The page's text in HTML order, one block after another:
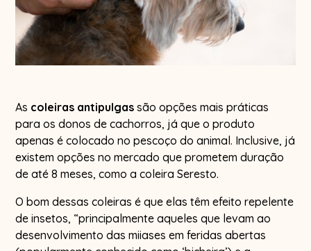
As coleiras antipulgassão opções mais práticas
para os donos de cachorros, já que o produto
apenas é colocado no pescoço do animal. Inclusive, já
existem opções no mercado que prometem duração
de até 8 meses, como a coleira Seresto.
O bom dessas coleiras é que elas têm efeito repelente
de insetos, “principalmente aqueles que levam ao
desenvolvimento das miiases em feridas abertas